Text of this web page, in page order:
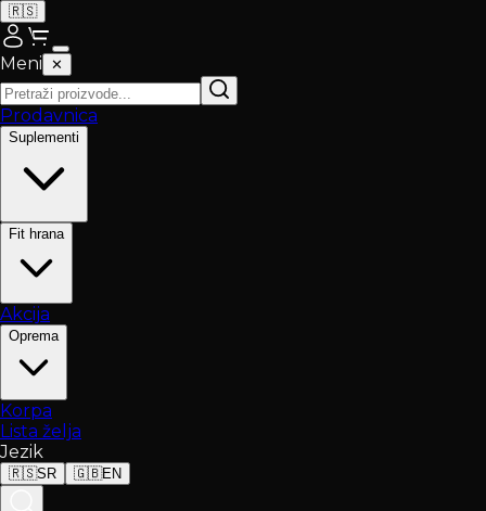
🇷🇸
Meni ✕
Prodavnica
Suplementi
Fit hrana
Akcija
Oprema
Korpa
Lista želja
Jezik
🇷🇸SR 🇬🇧EN